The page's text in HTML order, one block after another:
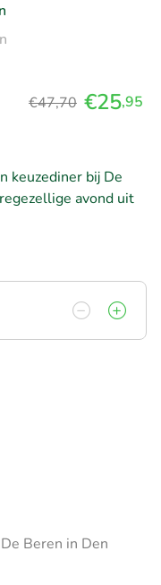
€47,70 €25,95
keuzediner bij De
avond uit
Beren in Den